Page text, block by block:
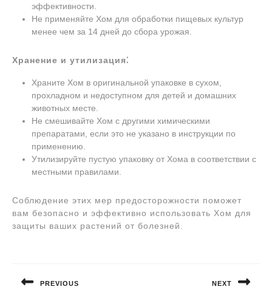
эффективности.
Не применяйте Хом для обработки пищевых культур
менее чем за 14 дней до сбора урожая.
Хранение и утилизация⁚
Храните Хом в оригинальной упаковке в сухом,
прохладном и недоступном для детей и домашних
животных месте.
Не смешивайте Хом с другими химическими
препаратами, если это не указано в инструкции по
применению.
Утилизируйте пустую упаковку от Хома в соответствии с
местными правилами.
Соблюдение этих мер предосторожности поможет
вам безопасно и эффективно использовать Хом для
защиты ваших растений от болезней.
записям
PREVIOUS NEXT